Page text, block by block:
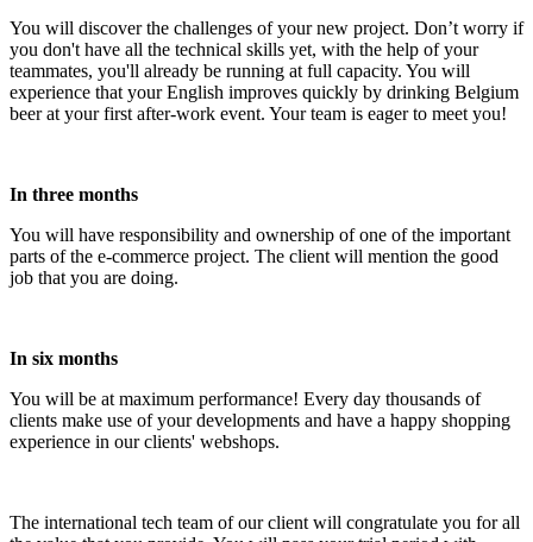
You will discover the challenges of your new project. Don’t worry if
you don't have all the technical skills yet, with the help of your
teammates, you'll already be running at full capacity. You will
experience that your English improves quickly by drinking Belgium
beer at your first after-work event. Your team is eager to meet you!
In three months
You will have responsibility and ownership of one of the important
parts of the e-commerce project. The client will mention the good
job that you are doing.
In six months
You will be at maximum performance! Every day thousands of
clients make use of your developments and have a happy shopping
experience in our clients' webshops.
The international tech team of our client will congratulate you for all